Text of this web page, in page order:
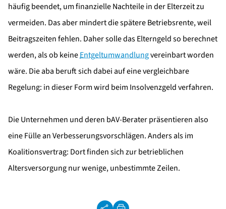
häufig beendet, um finanzielle Nachteile in der Elterzeit zu
vermeiden. Das aber mindert die spätere Betriebsrente, weil
Beitragszeiten fehlen. Daher solle das Elterngeld so berechnet
werden, als ob keineEntgeltumwandlungvereinbart worden
wäre. Die aba beruft sich dabei auf eine vergleichbare
Regelung: in dieser Form wird beim Insolvenzgeld verfahren.
Die Unternehmen und deren bAV-Berater präsentieren also
eine Fülle an Verbesserungsvorschlägen. Anders als im
Koalitionsvertrag: Dort finden sich zur betrieblichen
Altersversorgung nur wenige, unbestimmte Zeilen.